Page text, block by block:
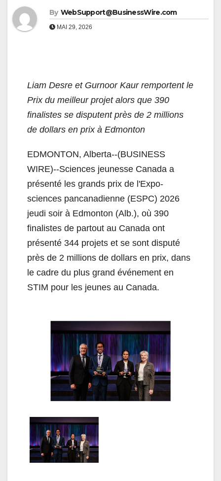
By WebSupport@BusinessWire.com
MAI 29, 2026
Liam Desre et Gurnoor Kaur remportent le
Prix du meilleur projet alors que 390
finalistes se disputent près de 2 millions
de dollars en prix à Edmonton
EDMONTON, Alberta--(BUSINESS
WIRE)--Sciences jeunesse Canada a
présenté les grands prix de l'Expo-
sciences pancanadienne (ESPC) 2026
jeudi soir à Edmonton (Alb.), où 390
finalistes de partout au Canada ont
présenté 344 projets et se sont disputé
près de 2 millions de dollars en prix, dans
le cadre du plus grand événement en
STIM pour les jeunes au Canada.